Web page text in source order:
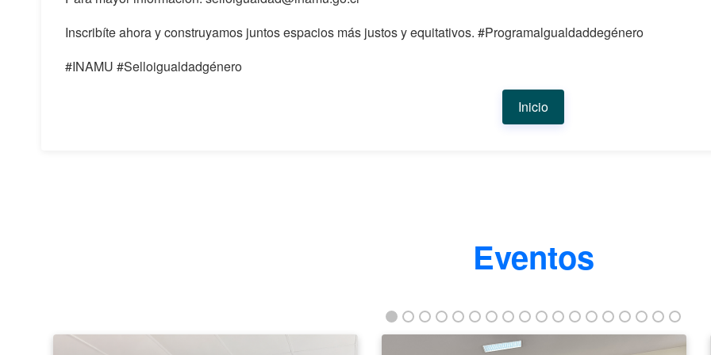
Inscribíte ahora y construyamos juntos espacios más justos y equitativos. #Programalgualdaddegénero
#INAMU #Selloigualdadgénero
Inicio
Eventos
Taller